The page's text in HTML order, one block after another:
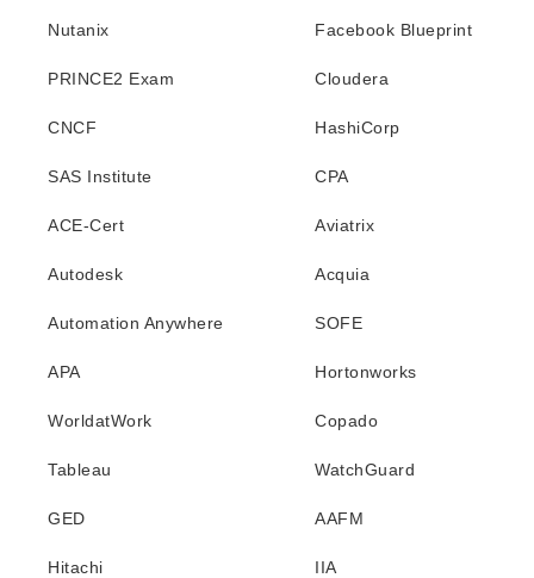
Nutanix Facebook Blueprint
PRINCE2 Exam Cloudera
CNCF HashiCorp
SAS Institute CPA
ACE-Cert Aviatrix
Autodesk Acquia
Automation Anywhere SOFE
APA Hortonworks
WorldatWork Copado
Tableau WatchGuard
GED AAFM
Hitachi IIA